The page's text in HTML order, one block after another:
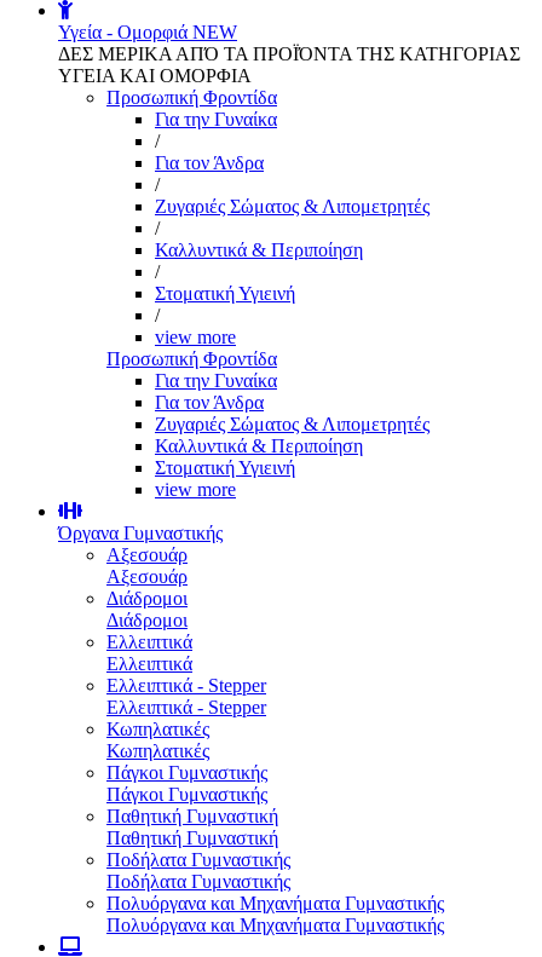
Υγεία - Ομορφιά NEW
ΔΕΣ ΜΕΡΙΚΑ ΑΠΌ ΤΑ ΠΡΟΪΌΝΤΑ ΤΗΣ ΚΑΤΗΓΟΡΙΑΣ
ΥΓΕΙΑ ΚΑΙ ΟΜΟΡΦΙΑ
Προσωπική Φροντίδα
Για την Γυναίκα
/
Για τον Άνδρα
/
Ζυγαριές Σώματος & Λιπομετρητές
/
Καλλυντικά & Περιποίηση
/
Στοματική Υγιεινή
/
view more
Προσωπική Φροντίδα
Για την Γυναίκα
Για τον Άνδρα
Ζυγαριές Σώματος & Λιπομετρητές
Καλλυντικά & Περιποίηση
Στοματική Υγιεινή
view more
Όργανα Γυμναστικής
Αξεσουάρ
Αξεσουάρ
Διάδρομοι
Διάδρομοι
Ελλειπτικά
Ελλειπτικά
Ελλειπτικά - Stepper
Ελλειπτικά - Stepper
Κωπηλατικές
Κωπηλατικές
Πάγκοι Γυμναστικής
Πάγκοι Γυμναστικής
Παθητική Γυμναστική
Παθητική Γυμναστική
Ποδήλατα Γυμναστικής
Ποδήλατα Γυμναστικής
Πολυόργανα και Μηχανήματα Γυμναστικής
Πολυόργανα και Μηχανήματα Γυμναστικής